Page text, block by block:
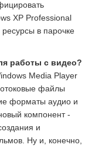
XP Professional
в парочке
работы с видео?
Media Player
файлы
форматы аудио и
компонент -
и
Ну и, конечно,